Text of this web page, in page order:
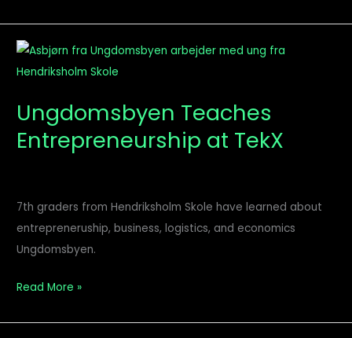
Ungdomsbyen Teaches
Entrepreneurship at TekX
7th graders from Hendriksholm Skole have learned about
entrepreneruship, business, logistics, and economics
Ungdomsbyen.
Ungdomsbyen
Teaches
at
TekX
Read More »